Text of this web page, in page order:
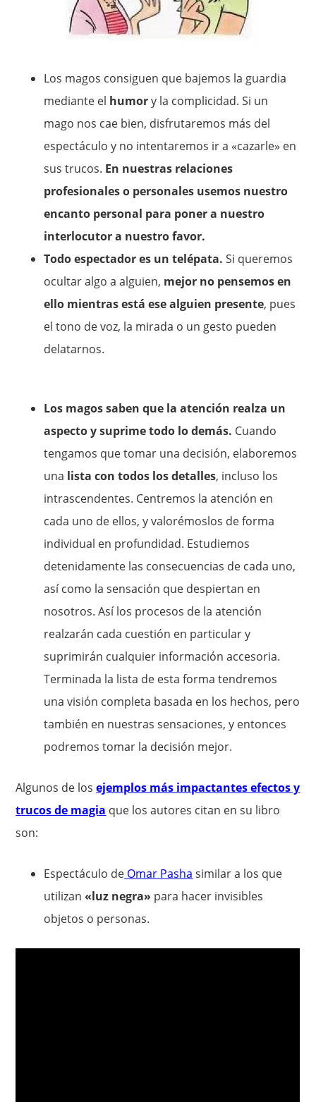
Los magos consiguen que bajemos la guardia
mediante el humory la complicidad. Si un
mago nos cae bien, disfrutaremos más del
espectáculo y no intentaremos ir a «cazarle» en
sus trucos. En nuestras relaciones
profesionales o personales usemos nuestro
encanto personal para poner a nuestro
interlocutor a nuestro favor.
Todo espectador es un telépata. Si queremos
ocultar algo a alguien, mejor no pensemos en
ello mientras está ese alguien presente, pues
el tono de voz, la mirada o un gesto pueden
delatarnos.
Los magos saben que la atención realza un
aspecto y suprime todo lo demás. Cuando
tengamos que tomar una decisión, elaboremos
una lista con todos los detalles, incluso los
intrascendentes. Centremos la atención en
cada uno de ellos, y valorémoslos de forma
individual en profundidad. Estudiemos
detenidamente las consecuencias de cada uno,
así como la sensación que despiertan en
nosotros. Así los procesos de la atención
realzarán cada cuestión en particular y
suprimirán cualquier información accesoria.
Terminada la lista de esta forma tendremos
una visión completa basada en los hechos, pero
también en nuestras sensaciones, y entonces
podremos tomar la decisión mejor.
Algunos de losejemplos más impactantes efectos y
trucos de magia que los autores citan en su libro
son:
Espectáculo de Omar Pasha similar a los que
utilizan «luz negra» para hacer invisibles
objetos o personas.